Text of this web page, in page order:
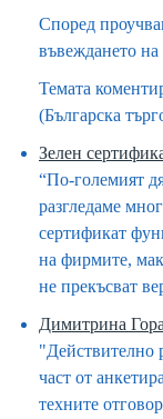
Според
въвеждането на
Темата
(Българска
Зелен
“По-големият
разгледаме
сертификат
на фирмите,
не прекъсват
Димитрина
"Действително
част от
техните